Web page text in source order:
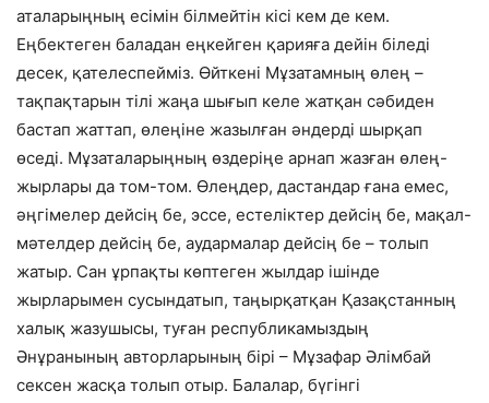
аталарыңның есімін білмейтін кісі кем де кем.
Еңбектеген баладан еңкейген қарияға дейін біледі
десек, қателеспейміз. Өйткені Мұзатамның өлең –
тақпақтарын тілі жаңа шығып келе жатқан сәбиден
бастап жаттап, өлеңіне жазылған әндерді шырқап
өседі. Мұзаталарыңның өздеріңе арнап жазған өлең-
жырлары да том-том. Өлеңдер, дастандар ғана емес,
әңгімелер дейсің бе, эссе, естеліктер дейсің бе, мақал-
мәтелдер дейсің бе, аудармалар дейсің бе – толып
жатыр. Сан ұрпақты көптеген жылдар ішінде
жырларымен сусындатып, таңырқатқан Қазақстанның
халық жазушысы, туған республикамыздың
Әнұранының авторларының бірі – Мұзафар Әлімбай
сексен жасқа толып отыр. Балалар, бүгінгі